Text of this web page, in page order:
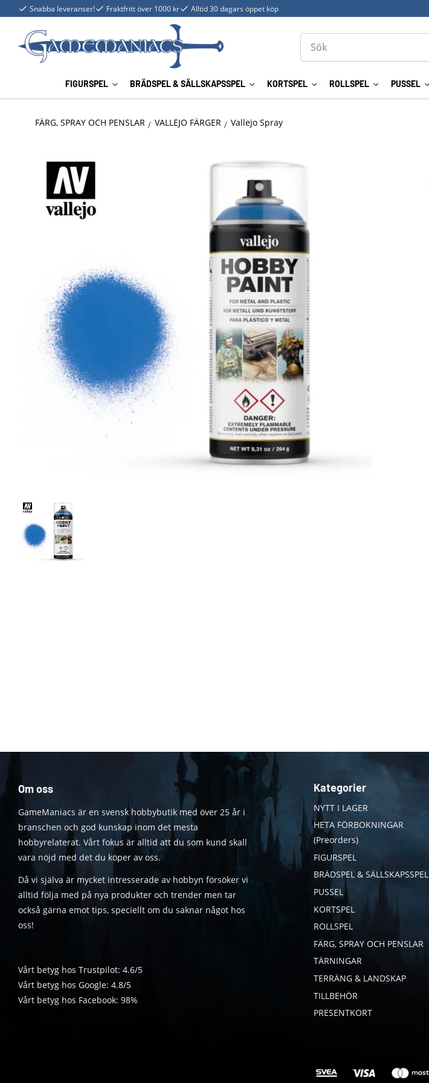
Snabba leveranser! Fraktfritt över 1000 kr Alltid 30 dagars öppet köp
FIGURSPEL BRÄDSPEL & SÄLLSKAPSSPEL KORTSPEL ROLLSPEL PUSSEL
FÄRG, SPRAY OCH PENSLAR VALLEJO FÄRGER Vallejo Spray
Om oss
GameManiacs är en svensk hobbybutik med över 25 år i
branschen och god kunskap inom det mesta
hobbyrelaterat. Vårt fokus är alltid att du som kund skall
vara nöjd med det du köper av oss.
Då vi själva är mycket intresserade av hobbyn försöker vi
alltid följa med på nya produkter och trender men tar
också gärna emot tips, speciellt om du saknar något hos
oss!
Vårt betyg hos Trustpilot: 4.6/5
Vårt betyg hos Google: 4.8/5
Vårt betyg hos Facebook: 98%
Kategorier
NYTT I LAGER
HETA FÖRBOKNINGAR
(Preorders)
FIGURSPEL
BRÄDSPEL & SÄLLSKAPSSPEL
PUSSEL
KORTSPEL
ROLLSPEL
FÄRG, SPRAY OCH PENSLAR
TÄRNINGAR
TERRÄNG & LANDSKAP
TILLBEHÖR
PRESENTKORT